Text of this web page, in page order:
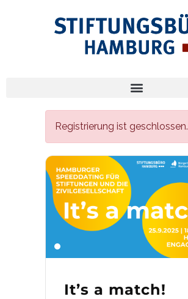
Registrierung ist geschlossen.
It’s a match!